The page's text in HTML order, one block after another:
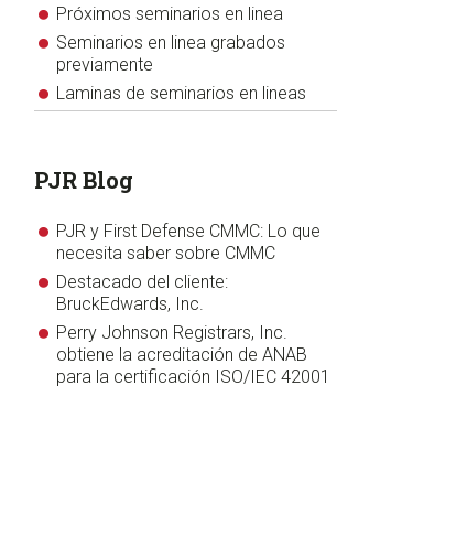
previamente
Laminas de seminarios en lineas
PJR y First Defense CMMC: Lo que
Destacado del cliente:
BruckEdwards, Inc.
Perry Johnson Registrars, Inc.
obtiene la acreditación de ANAB
para la certificación ISO/IEC 42001